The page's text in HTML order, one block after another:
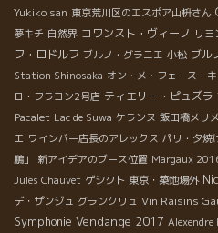
Yukiko san 東京荒川区のエスポア山枡さん
夢キチ 自然界 コワンスト・ヴィーノ リ
フ・ロドルフ ブルノ・グラニエ 小松 ブル
Station Shinosaka オン・メ・フェ・ス・
ロ・フラコン2号店 ティエリー・ピュズラ
Pacalet Lac de Suwa ケランヌ 飯田橋メリ
エ ワインバー店長のアレックス パリ・夕焼
鵬」
新アイデアのブース位置 Margaux
Jules Chauvet ゲシクト 東京・築地場外
デ・ザンジュ グランクリュ Vin Raisins
Symphonie Vendange 2017 Alexendre